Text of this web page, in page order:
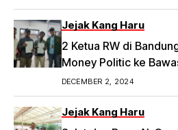
Jejak Kang Haru
2 Ketua RW di
Money Politic ke
Artikel ini telah tayang
dengan judul 2 Ketua
Dugaan Money Politic
DECEMBER 2, 2024
Jejak Kang Haru